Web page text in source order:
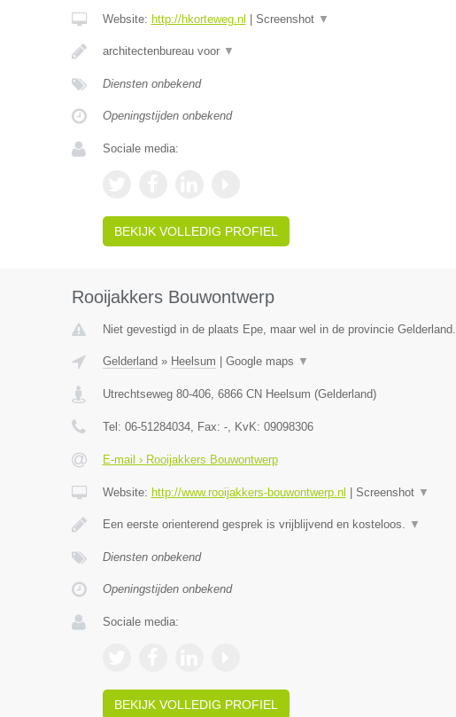
Website: http://hkorteweg.nl Screenshot ▼
architectenbureau voor ▼
Diensten onbekend
Openingstijden onbekend
Sociale media:
BEKIJK VOLLEDIG PROFIEL
Rooijakkers Bouwontwerp
Niet gevestigd in de plaats Epe, maar wel in de provincie Gelderland.
Gelderland » Heelsum Google maps ▼
Utrechtseweg 80-406, 6866 CN Heelsum (Gelderland)
Tel: 06-51284034, Fax: -, KvK: 09098306
E-mail › Rooijakkers Bouwontwerp
Website: http://www.rooijakkers-bouwontwerp.nl Screenshot ▼
Een eerste orienterend gesprek is vrijblijvend en kosteloos. ▼
Diensten onbekend
Openingstijden onbekend
Sociale media:
BEKIJK VOLLEDIG PROFIEL